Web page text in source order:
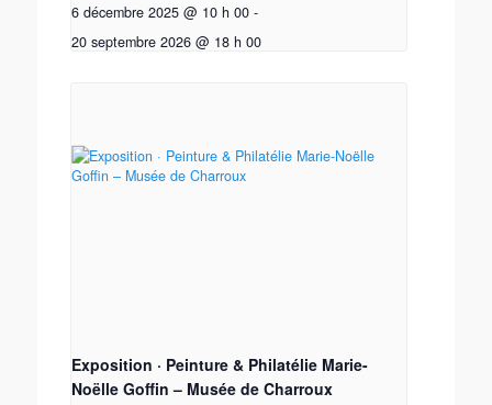
6 décembre 2025 @ 10 h 00 -
20 septembre 2026 @ 18 h 00
Exposition · Peinture & Philatélie Marie-
Noëlle Goffin – Musée de Charroux